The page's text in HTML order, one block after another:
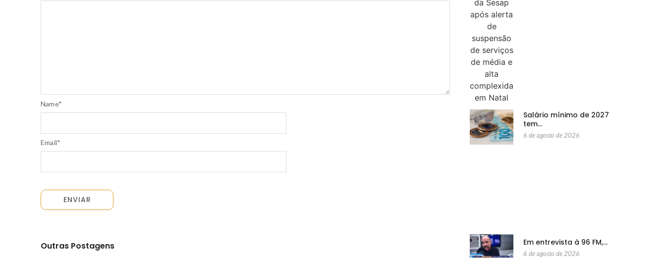
Name*
Email*
Outras Postagens
Salário mínimo de 2027
tem…
6 de agosto de 2026
Em entrevista à 96 FM,…
6 de agosto de 2026